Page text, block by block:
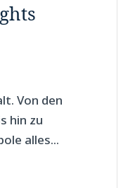
Von den
hin zu
alles...